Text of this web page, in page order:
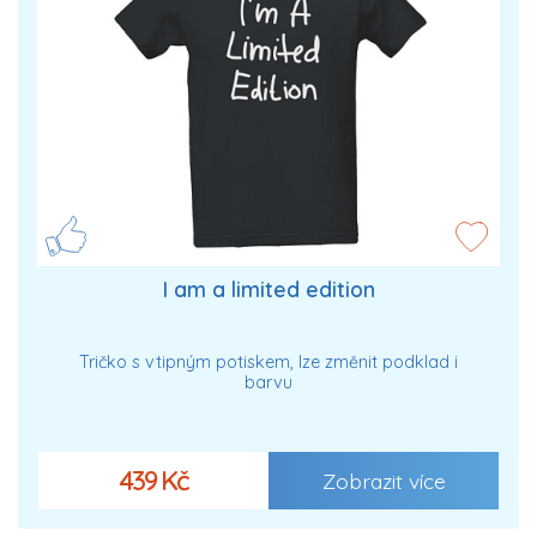
I am a limited edition
Tričko s vtipným potiskem, lze změnit podklad i
barvu
439 Kč Zobrazit více